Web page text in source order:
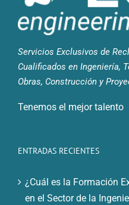
Servicios Exclusivos de
Cualificados en Ingeniería,
Obras, Construcción y
Tenemos el mejor talento
ENTRADAS RECIENTES
¿Cuál es la Formación
en el Sector de la